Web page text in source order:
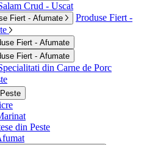
Crud - Uscat
Fiert - Afumate
Produse Fiert -
Fiert - Afumate
Fiert - Afumate
din Carne de Porc
Peste
din Peste